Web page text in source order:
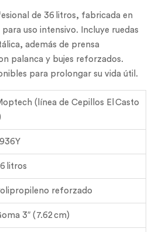
de 36 litros, fabricada en
uso intensivo. Incluye ruedas
además de prensa
palanca y bujes reforzados.
para prolongar su vida útil.
(línea de Cepillos El Casto
litros
reforzado
3″ (7.62 cm)